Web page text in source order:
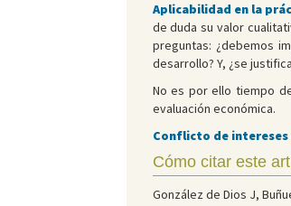
Aplicabilidad en la
de duda su valor
preguntas: ¿debemos
desarrollo? Y, ¿se
No es por ello tiempo
evaluación económica.
Conflicto de
Cómo citar este
González de Dios J,